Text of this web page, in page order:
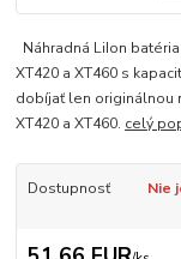
Náhradná LiIon
XT420 a XT460 s
dobíjať len originálnou
XT420 a XT460. celý
Dostupnosť Nie